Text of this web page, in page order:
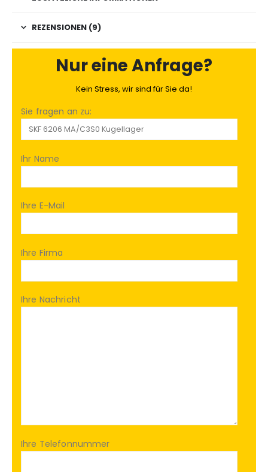
REZENSIONEN (9)
Nur eine Anfrage?
Kein Stress, wir sind für Sie da!
Sie fragen an zu:
Ihr Name
Ihre E-Mail
Ihre Firma
Ihre Nachricht
Ihre Telefonnummer